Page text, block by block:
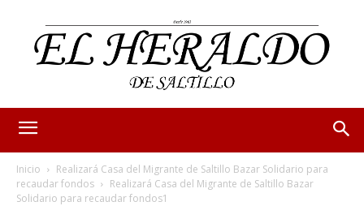
Inicio
Realizará Casa del Migrante de Saltillo Bazar Solidario para
recaudar fondos
Realizará Casa del Migrante de Saltillo Bazar
Solidario para recaudar fondos1